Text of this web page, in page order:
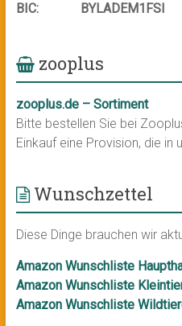
BIC:
BYLADEM1FSI
zooplus
zooplus.de – Sortiment
Bitte bestellen Sie bei
Einkauf eine Provision, die
Wunschzettel
Diese Dinge brauchen wir
Amazon Wunschliste
Amazon Wunschliste
Amazon Wunschliste